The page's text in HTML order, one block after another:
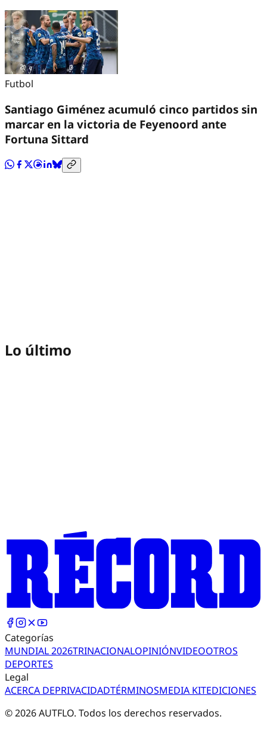
Futbol
Santiago Giménez acumuló cinco partidos sin
marcar en la victoria de Feyenoord ante
Fortuna Sittard
Lo último
Categorías
MUNDIAL 2026TRINACIONALOPINIÓNVIDEOOTROS
DEPORTES
Legal
ACERCA DEPRIVACIDADTÉRMINOSMEDIA KITEDICIONES
©2026AUTFLO. Todos los derechos reservados.